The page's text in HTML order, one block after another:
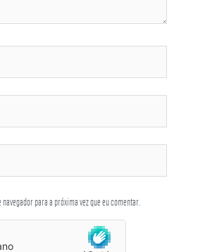
para a próxima vez que eu comentar.